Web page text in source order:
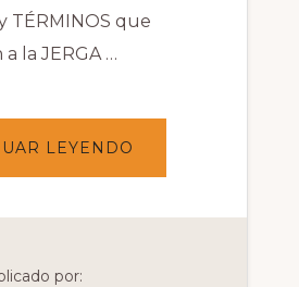
TÉRMINOS que
la JERGA …
LEYENDO
TERMINOLOGÍA
por: